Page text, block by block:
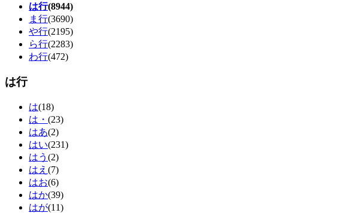
は行(8944)
ま行(3690)
や行(2195)
ら行(2283)
わ行(472)
は行
は(18)
は・ (23)
はあ(2)
はい(231)
はう (2)
はえ (7)
はお(6)
はか(39)
はが(11)